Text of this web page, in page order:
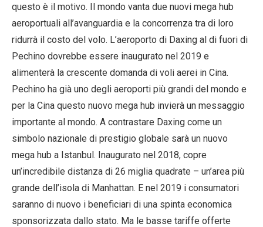
questo è il motivo. Il mondo vanta due nuovi mega hub
aeroportuali all’avanguardia e la concorrenza tra di loro
ridurrà il costo del volo. L’aeroporto di Daxing al di fuori di
Pechino dovrebbe essere inaugurato nel 2019 e
alimenterà la crescente domanda di voli aerei in Cina.
Pechino ha già uno degli aeroporti più grandi del mondo e
per la Cina questo nuovo mega hub invierà un messaggio
importante al mondo. A contrastare Daxing come un
simbolo nazionale di prestigio globale sarà un nuovo
mega hub a Istanbul. Inaugurato nel 2018, copre
un’incredibile distanza di 26 miglia quadrate – un’area più
grande dell’isola di Manhattan. E nel 2019 i consumatori
saranno di nuovo i beneficiari di una spinta economica
sponsorizzata dallo stato. Ma le basse tariffe offerte